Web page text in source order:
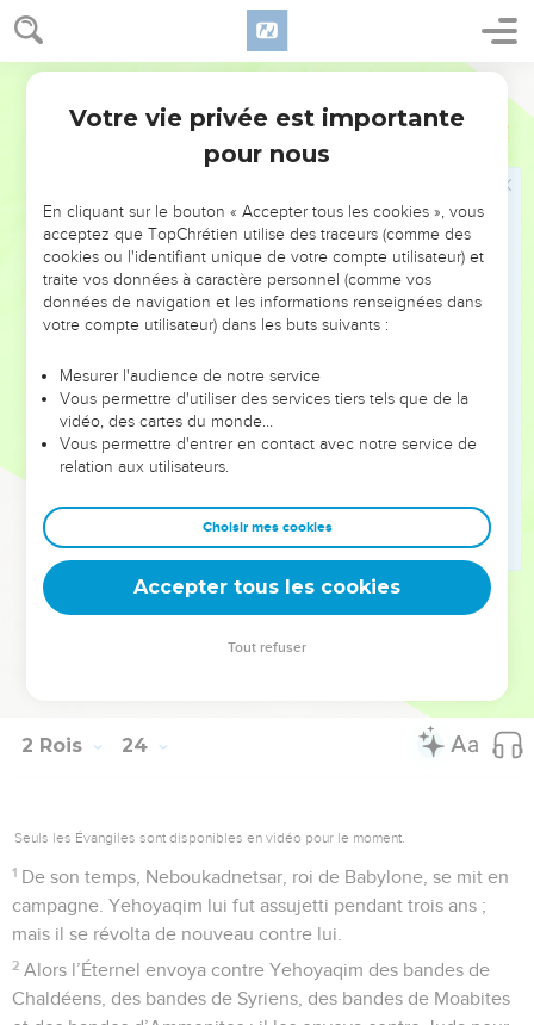
2 Rois 23
Le Pharaon Néko l’enchaîna à Ribla, dans le pays de
Hamath, pour qu’il ne règne plus à Jérusalem ; il imposa au
pays une contribution de cent talents d’argent et d’un talent
Le Pharaon Néko établit roi Élyaqim, fils de Josias, à la
place de son père Josias, et il changea son nom en celui de
mourut.
Yehoyaqim donna au Pharaon l’argent et l’or mais il fit
estimer (les ressources du) pays pour fournir cet argent,
d’après l’ordre du Pharaon ; il contraignit le peuple du pays à
donner l’argent et l’or au Pharaon Néko, chacun selon son
estimation.
Joaquim, roi de Juda
Yehoyaqim avait vingt-cinq ans lorsqu’il devint roi et il
Zeboudda, fille de Pedaya, de Rouma.
Il fit ce qui est mal aux yeux de l’Éternel, en tout point
comme avaient fait ses pères.
© Société biblique française – Bibli’O, 1978, avec autorisation. Pour vous procurer
2 Rois 24
Seuls les Évangiles sont disponibles en vidéo pour le moment.
1 De son temps, Neboukadnetsar, roi de Babylone, se mit en
campagne. Yehoyaqim lui fut assujetti pendant trois ans ;
mais il se révolta de nouveau contre lui.
2 Alors l’Éternel envoya contre Yehoyaqim des bandes de
Chaldéens, des bandes de Syriens, des bandes de Moabites
Votre vie privée est importante
pour nous
En cliquant sur le bouton « Accepter tous les cookies », vous
acceptez que TopChrétien utilise des traceurs (comme des
cookies ou l'identifiant unique de votre compte utilisateur) et
traite vos données à caractère personnel (comme vos
données de navigation et les informations renseignées dans
votre compte utilisateur) dans les buts suivants :
Mesurer l'audience de notre service
Vous permettre d'utiliser des services tiers tels que de la
vidéo, des cartes du monde…
Vous permettre d'entrer en contact avec notre service de
relation aux utilisateurs.
Choisir mes cookies
Accepter tous les cookies
Tout refuser